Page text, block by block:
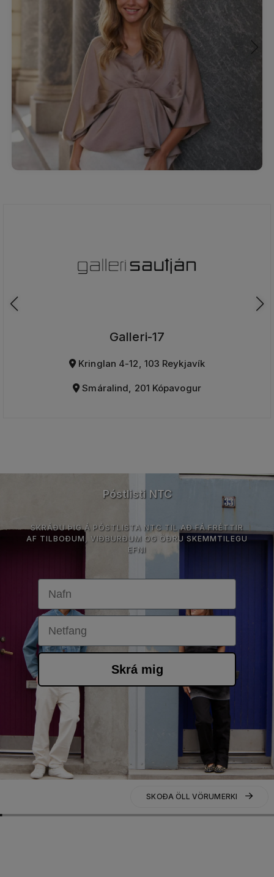
Galleri-17
Kringlan 4-12, 103 Reykjavík
Smáralind, 201 Kópavogur
Póstlisti NTC
SKRÁÐU ÞIG Á PÓSTLISTA NTC TIL AÐ FÁ FRÉTTIR
AF TILBOÐUM, VIÐBURÐUM OG ÖÐRU SKEMMTILEGU
EFNI
First Name
Email
Skrá mig
SKOÐA ÖLL VÖRUMERKI